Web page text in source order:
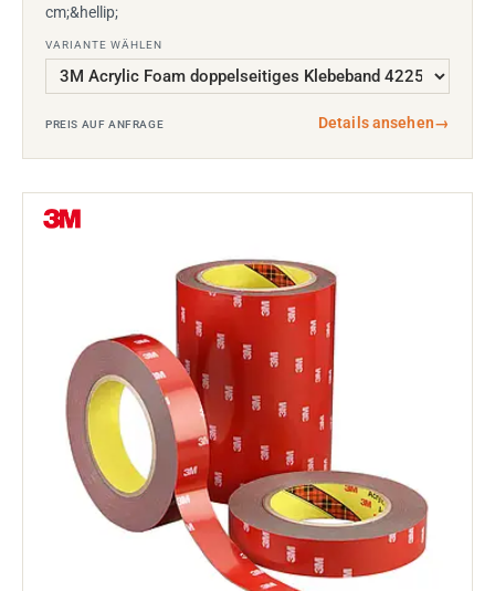
cm;&hellip;
VARIANTE WÄHLEN
PREIS AUF ANFRAGE Details ansehen→